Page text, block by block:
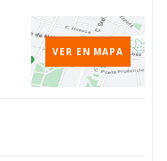
VER EN MAPA